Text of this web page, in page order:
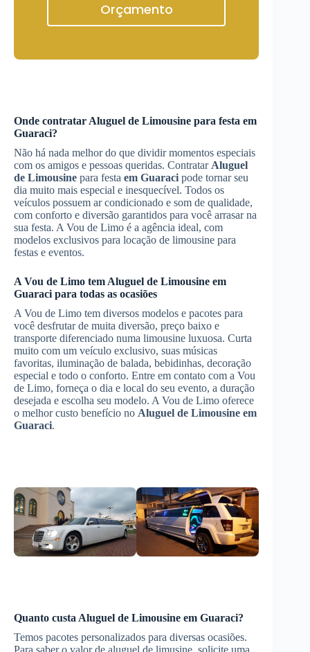
Orçamento
Onde contratar Aluguel de Limousine para festa em
Guaraci?
Não há nada melhor do que dividir momentos especiais
com os amigos e pessoas queridas. Contratar Aluguel
de Limousine para festa em Guaraci pode tornar seu
dia muito mais especial e inesquecível. Todos os
veículos possuem ar condicionado e som de qualidade,
com conforto e diversão garantidos para você arrasar na
sua festa. A Vou de Limo é a agência ideal, com
modelos exclusivos para locação de limousine para
festas e eventos.
A Vou de Limo tem Aluguel de Limousine em
Guaraci para todas as ocasiões
A Vou de Limo tem diversos modelos e pacotes para
você desfrutar de muita diversão, preço baixo e
transporte diferenciado numa limousine luxuosa. Curta
muito com um veículo exclusivo, suas músicas
favoritas, iluminação de balada, bebidinhas, decoração
especial e todo o conforto. Entre em contato com a Vou
de Limo, forneça o dia e local do seu evento, a duração
desejada e escolha seu modelo. A Vou de Limo oferece
o melhor custo benefício no Aluguel de Limousine em
Guaraci.
Quanto custa Aluguel de Limousine em Guaraci?
Temos pacotes personalizados para diversas ocasiões.
Para saber o valor de aluguel de limusine, solicite uma